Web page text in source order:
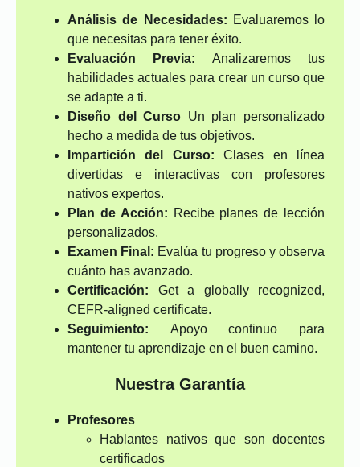
Análisis de Necesidades: Evaluaremos lo
que necesitas para tener éxito.
Evaluación Previa: Analizaremos tus
habilidades actuales para crear un curso que
se adapte a ti.
Diseño del Curso Un plan personalizado
hecho a medida de tus objetivos.
Impartición del Curso: Clases en línea
divertidas e interactivas con profesores
nativos expertos.
Plan de Acción: Recibe planes de lección
personalizados.
Examen Final: Evalúa tu progreso y observa
cuánto has avanzado.
Certificación: Get a globally recognized,
CEFR-aligned certificate.
Seguimiento: Apoyo continuo para
mantener tu aprendizaje en el buen camino.
Nuestra Garantía
Profesores
Hablantes nativos que son docentes
certificados